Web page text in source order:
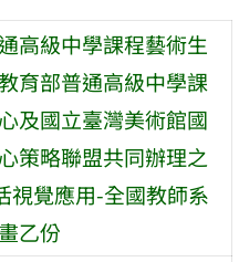
高級中學課程藝術生
育部普通高級中學課
及國立臺灣美術館國
策略聯盟共同辦理之
視覺應用-全國教師系
乙份